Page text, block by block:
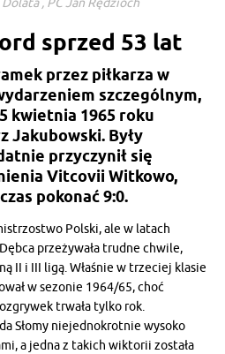
sprzed 53 lat
przez piłkarza w
szczególnym,
kwietnia 1965 roku
Jakubowski. Były
przyczynił się
Vitcovii Witkowo,
pokonać 9:0.
Polski, ale w latach
przeżywała trudne chwile,
II i III ligą. Właśnie w trzeciej klasie
w sezonie 1964/65, choć
trwała tylko rok.
Słomy niejednokrotnie wysoko
a jedna z takich wiktorii została